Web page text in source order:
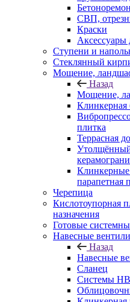
СВП,
Краски
Аксессуары
Ступени и
Cтеклянный
Мощение,
Назад
Мощение,
Клинкерная
плитка
Террасная
Клинкерные
парапетная
Черепица
Кислотоупорная
назначения
Готовые
Навесные
Назад
Навесные
Сланец
Системы